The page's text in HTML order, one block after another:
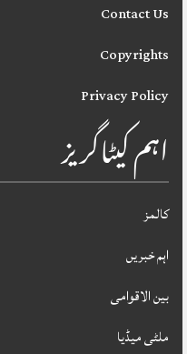
Contact Us
Copyrights
Privacy Policy
اہم کیٹاگریز
کالمز
اہم خبریں
بین الاقوامی
ملٹی میڈیا